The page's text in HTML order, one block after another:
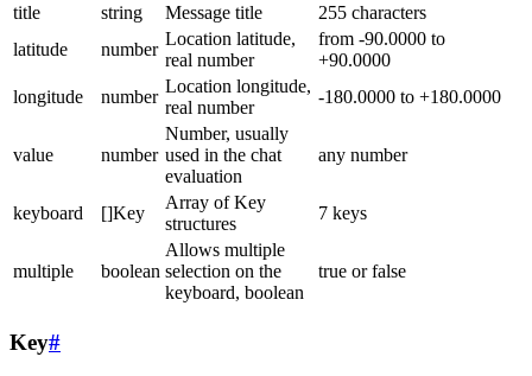
title
string Message title
255 characters
latitude
number
Location latitude,
real number
from -90.0000 to
+90.0000
longitude
number
Location longitude,
real number
-180.0000 to +180.0000
value number
Number, usually
used in the chat
evaluation
any number
keyboard []Key
Array of Key
structures
7 keys
multiple boolean
Allows multiple
selection on the
keyboard, boolean
true or false
Key#